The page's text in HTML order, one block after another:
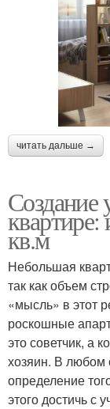
читать дальше →
Создание
квартире:
кв.м
Небольшая
так как объем
«мысль» в этот
роскошные
это советчик, а
хозяин. В любом
определение
этого достичь с